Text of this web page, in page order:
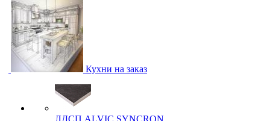
Кухни на заказ
ЛДСП ALVIC SYNCRON